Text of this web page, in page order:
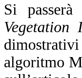
Si
Vegetation
algoritmo